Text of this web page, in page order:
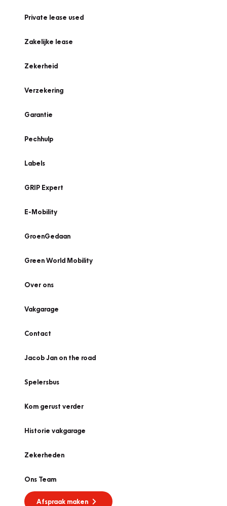
Private lease used
Zakelijke lease
Zekerheid
Verzekering
Garantie
Pechhulp
Labels
GRIP Expert
E-Mobility
GroenGedaan
Green World Mobility
Over ons
Vakgarage
Contact
Jacob Jan on the road
Spelersbus
Kom gerust verder
Historie vakgarage
Zekerheden
Ons Team
Afspraak maken